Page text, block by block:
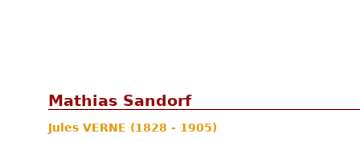
Mathias Sandorf
Jules VERNE (1828 - 1905)